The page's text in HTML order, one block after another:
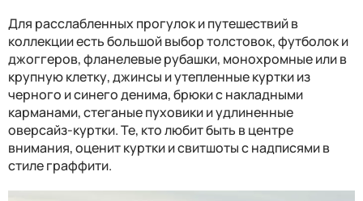
Для расслабленных прогулок и путешествий в
коллекции есть большой выбор толстовок, футболок и
джоггеров, фланелевые рубашки, монохромные или в
крупную клетку, джинсы и утепленные куртки из
черного и синего денима, брюки с накладными
карманами, стеганые пуховики и удлиненные
оверсайз-куртки. Те, кто любит быть в центре
внимания, оценит куртки и свитшоты с надписями в
стиле граффити.